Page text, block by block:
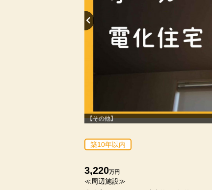
【その他】
築10年以内
3,220万円
≪周辺施設≫